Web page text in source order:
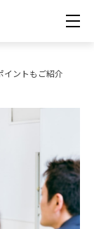
イントもご紹介